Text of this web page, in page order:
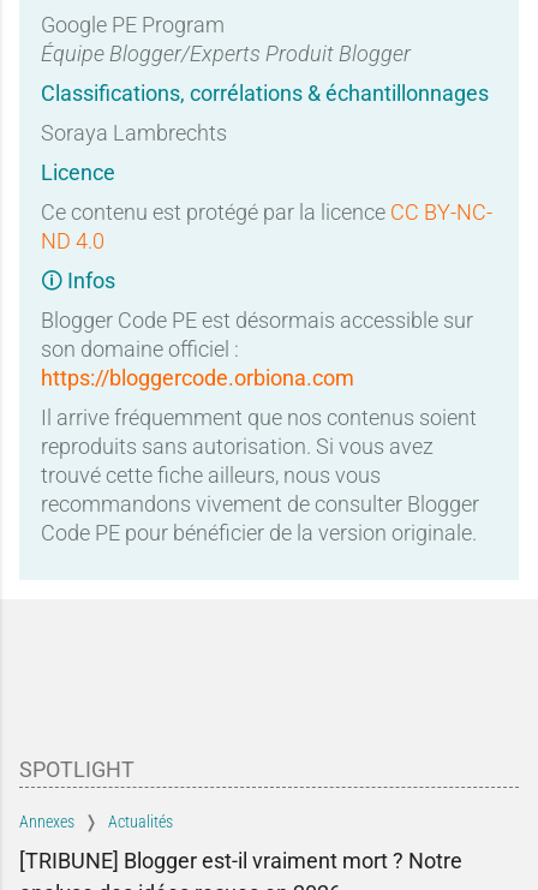
Google PE Program
Équipe Blogger/Experts Produit Blogger
Classifications, corrélations & échantillonnages
Soraya Lambrechts
Licence
Ce contenu est protégé par la licence CC BY-NC-
ND 4.0
🛈 Infos
Blogger Code PE est désormais accessible sur
son domaine officiel :
https://bloggercode.orbiona.com
Il arrive fréquemment que nos contenus soient
reproduits sans autorisation. Si vous avez
trouvé cette fiche ailleurs, nous vous
recommandons vivement de consulter Blogger
Code PE pour bénéficier de la version originale.
SPOTLIGHT
Annexes Actualités
[TRIBUNE] Blogger est-il vraiment mort ? Notre